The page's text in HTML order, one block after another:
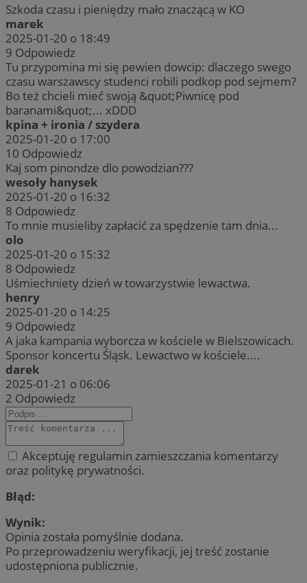
Szkoda czasu i pieniędzy mało znaczącą w KO
marek
2025-01-20 o 18:49
9 Odpowiedz
Tu przypomina mi się pewien dowcip: dlaczego swego
czasu warszawscy studenci robili podkop pod sejmem?
Bo też chcieli mieć swoją &quot;Piwnicę pod
baranami&quot;... xDDD
kpina + ironia / szydera
2025-01-20 o 17:00
10 Odpowiedz
Kaj som pinondze dlo powodzian???
wesoły hanysek
2025-01-20 o 16:32
8 Odpowiedz
To mnie musieliby zapłacić za spędzenie tam dnia...
olo
2025-01-20 o 15:32
8 Odpowiedz
Uśmiechniety dzień w towarzystwie lewactwa.
henry
2025-01-20 o 14:25
9 Odpowiedz
A jaka kampania wyborcza w kościele w Bielszowicach.
Sponsor koncertu Śląsk. Lewactwo w kościele....
darek
2025-01-21 o 06:06
2 Odpowiedz
Akceptuję regulamin zamieszczania komentarzy
oraz politykę prywatności.
Błąd:
Wynik:
Opinia została pomyślnie dodana.
Po przeprowadzeniu weryfikacji, jej treść zostanie
udostępniona publicznie.